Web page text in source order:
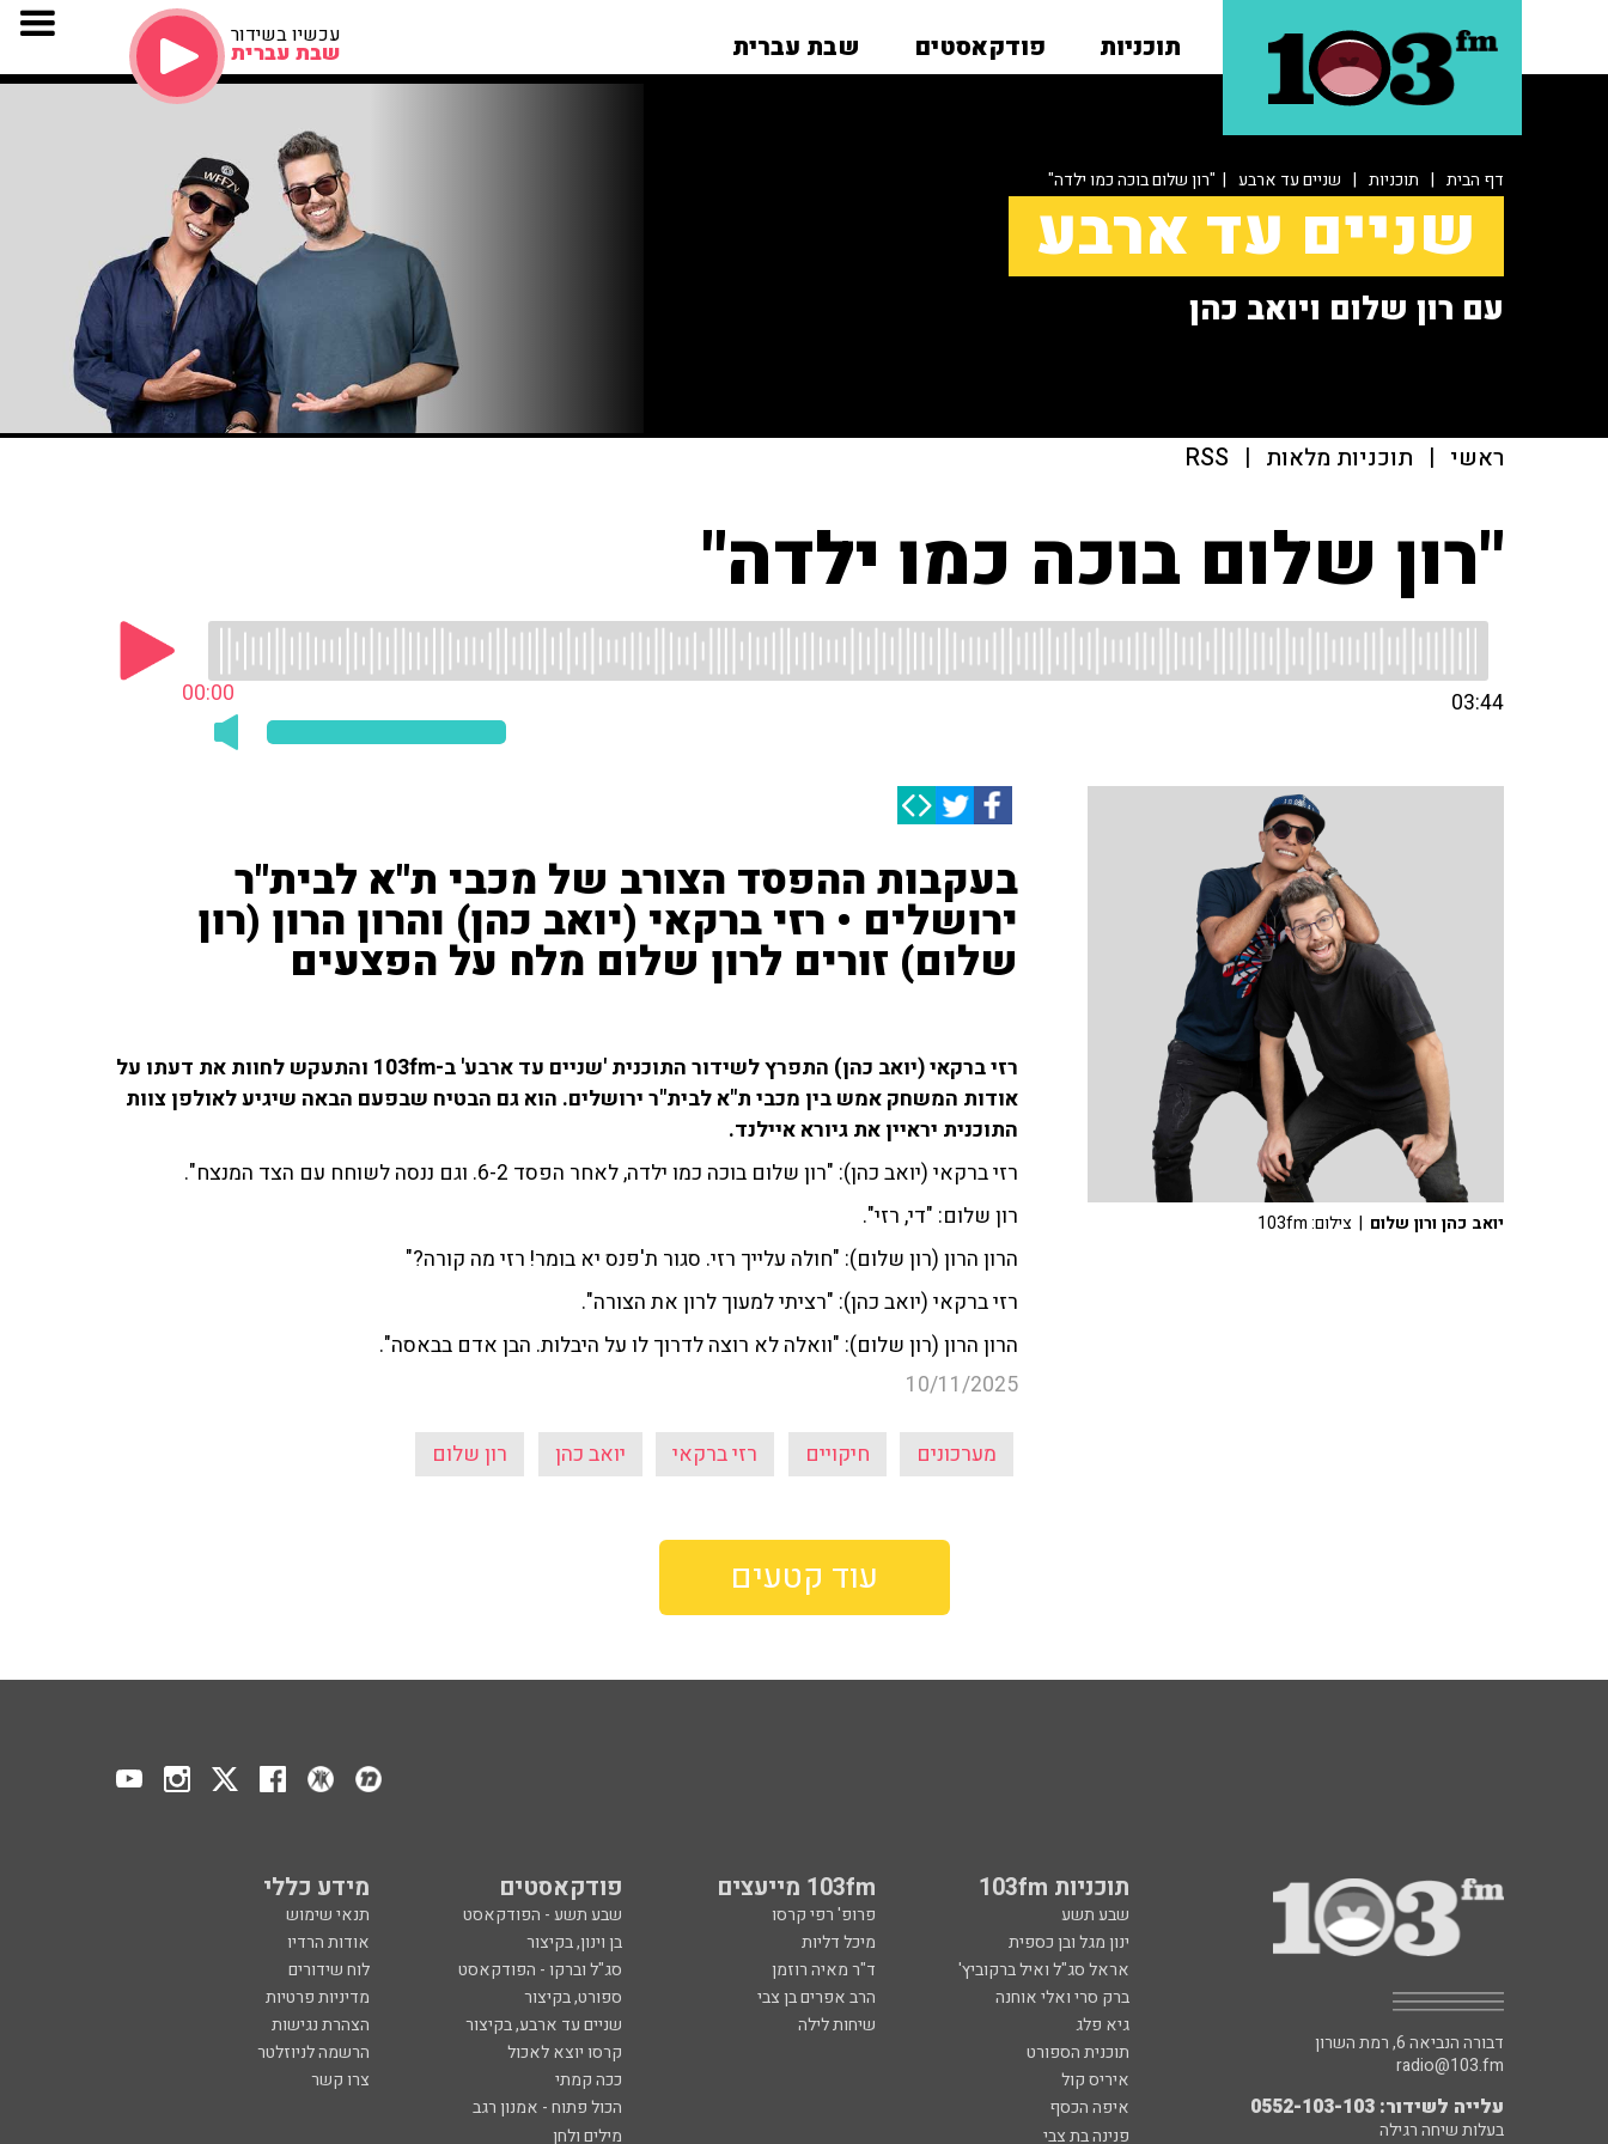
תוכניות פודקאסטים שבת עברית עכשיו בשידור
שבת עברית
דף הבית | תוכניות | שניים עד ארבע | "רון שלום בוכה כמו ילדה"
שניים עד ארבע
עם רון שלום ויואב כהן
ראשי | תוכניות מלאות |
RSS
"רון שלום בוכה כמו ילדה"
00:00 03:44
בעקבות ההפסד הצורב של מכבי ת"א לבית"ר
ירושלים • רזי ברקאי (יואב כהן) והרון הרון (רון
שלום) זורים לרון שלום מלח על הפצעים
רזי ברקאי (יואב כהן) התפרץ לשידור התוכנית 'שניים עד ארבע' ב-103fm והתעקש לחוות את דעתו על
אודות המשחק אמש בין מכבי ת"א לבית"ר ירושלים. הוא גם הבטיח שבפעם הבאה שיגיע לאולפן צוות
התוכנית יראיין את גיורא איילנד.
רזי ברקאי (יואב כהן): "רון שלום בוכה כמו ילדה, לאחר הפסד 6-2. וגם ננסה לשוחח עם הצד המנצח".
רון שלום: "די, רזי".
הרון הרון (רון שלום): "חולה עלייך רזי. סגור ת'פנס יא בומר! רזי מה קורה?"
רזי ברקאי (יואב כהן): "רציתי למעוך לרון את הצורה".
הרון הרון (רון שלום): "וואלה לא רוצה לדרוך לו על היבלות. הבן אדם בבאסה".
10/11/2025
מערכונים חיקויים רזי ברקאי יואב כהן רון שלום
יואב כהן ורון שלום | צילום: 103fm
עוד קטעים
תוכניות 103fm 103fm מייעצים פודקאסטים מידע כללי
שבע תשע פרופ' רפי קרסו שבע תשע - הפודקאסט
תנאי שימוש
ינון מגל ובן כספית
מיכל דליות בן וינון, בקיצור
אודות הרדיו
אראל סג"ל ואיל ברקוביץ'
ד"ר מאיה רוזמן סג"ל וברקו - הפודקאסט
לוח שידורים
ברק סרי ואלי אוחנה
הרב אפרים בן צבי ספורט, בקיצור
מדיניות פרטיות
גיא פלג
שיחות לילה שניים עד ארבע, בקיצור
הצהרת נגישות
תוכנית הספורט
קרסו יוצא לאכול
הרשמה לניוזלטר
איריס קול
ככה קמתי
צרו קשר
איפה הכסף
הכול פתוח - אמנון רגב
פנינה בת צבי
מילים ולחן
דבורה הנביאה 6, רמת השרון
radio@103.fm
עלייה לשידור: 0552-103-103
בעלות שיחה רגילה